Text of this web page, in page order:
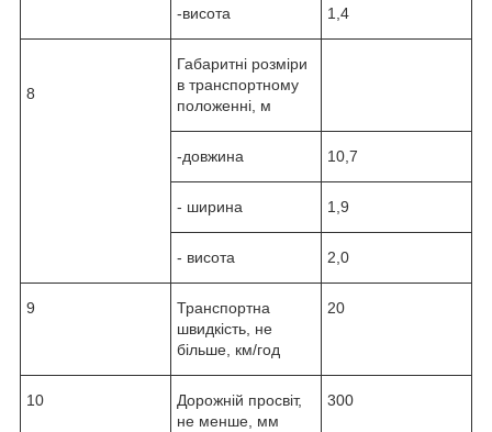
-висота 1,4
8
Габаритні розміри
в транспортному
положенні, м
-довжина 10,7
- ширина 1,9
- висота 2,0
9
Транспортна
швидкість, не
більше, км/год
20
10
Дорожній просвіт,
не менше, мм
300